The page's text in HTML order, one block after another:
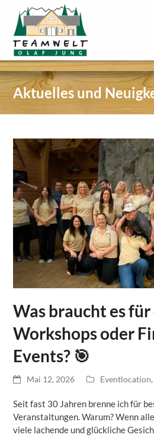
Aktuelles und
Was braucht es
Workshops oder
Events? 🎯
Mai 12, 2026 Eventlocation
Seit fast 30 Jahren brenne ich für
Veranstaltungen. Warum? Wenn
viele lachende und glückliche